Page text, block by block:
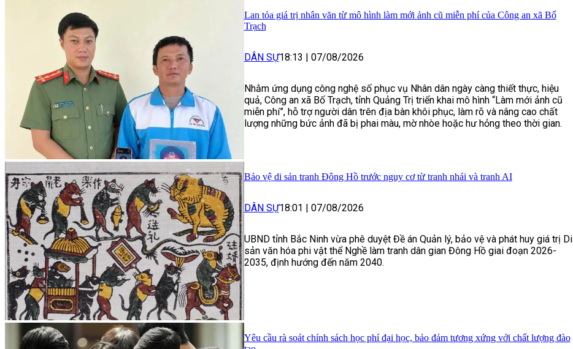
Lan tỏa giá trị nhân văn từ mô hình làm mới ảnh cũ miễn phí của Công an xã Bố
Trạch
DÂN SỰ18:13 | 07/08/2026
Nhằm ứng dụng công nghệ số phục vụ Nhân dân ngày càng thiết thực, hiệu
quả, Công an xã Bố Trạch, tỉnh Quảng Trị triển khai mô hình “Làm mới ảnh cũ
miễn phí”, hỗ trợ người dân trên địa bàn khôi phục, làm rõ và nâng cao chất
lượng những bức ảnh đã bị phai màu, mờ nhòe hoặc hư hỏng theo thời gian.
Bảo vệ di sản tranh Đông Hồ trước nguy cơ từ tranh nhái và tranh AI
DÂN SỰ18:01 | 07/08/2026
UBND tỉnh Bắc Ninh vừa phê duyệt Đề án Quản lý, bảo vệ và phát huy giá trị Di
sản văn hóa phi vật thể Nghề làm tranh dân gian Đông Hồ giai đoạn 2026-
2035, định hướng đến năm 2040.
Yêu cầu rà soát chính sách học phí đại học, bảo đảm tương xứng với chất lượng đào